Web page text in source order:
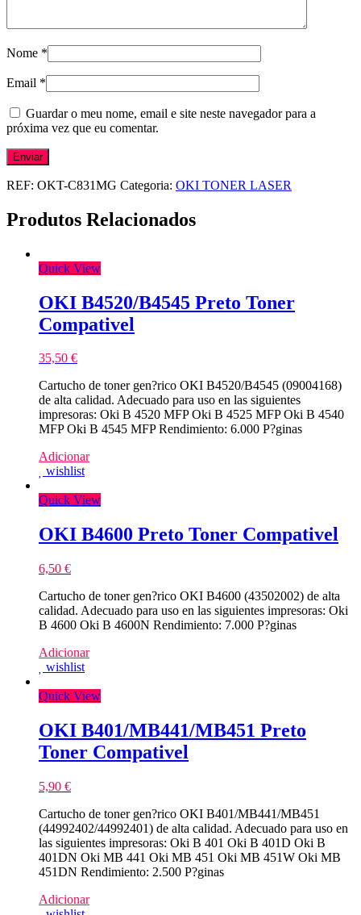
Nome *
Email *
Guardar o meu nome, email e site neste navegador para a
próxima vez que eu comentar.
REF: OKT-C831MG Categoria: OKI TONER LASER
Produtos Relacionados
Quick View
OKI B4520/B4545 Preto Toner
Compativel
35,50 €
Cartucho de toner gen?rico OKI B4520/B4545 (09004168)
de alta calidad. Adecuado para uso en las siguientes
impresoras: Oki B 4520 MFP Oki B 4525 MFP Oki B 4540
MFP Oki B 4545 MFP Rendimiento: 6.000 P?ginas
Adicionar
wishlist
Quick View
OKI B4600 Preto Toner Compativel
6,50 €
Cartucho de toner gen?rico OKI B4600 (43502002) de alta
calidad. Adecuado para uso en las siguientes impresoras: Oki
B 4600 Oki B 4600N Rendimiento: 7.000 P?ginas
Adicionar
wishlist
Quick View
OKI B401/MB441/MB451 Preto
Toner Compativel
5,90 €
Cartucho de toner gen?rico OKI B401/MB441/MB451
(44992402/44992401) de alta calidad. Adecuado para uso en
las siguientes impresoras: Oki B 401 Oki B 401D Oki B
401DN Oki MB 441 Oki MB 451 Oki MB 451W Oki MB
451DN Rendimiento: 2.500 P?ginas
Adicionar